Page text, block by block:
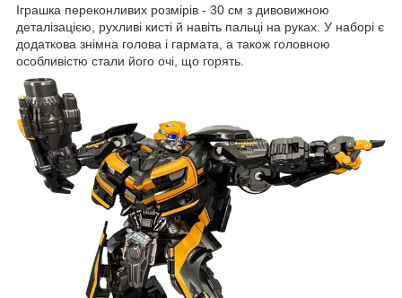
Іграшка переконливих розмірів - 30 см з дивовижною
деталізацією, рухливі кисті й навіть пальці на руках. У наборі є
додаткова знімна голова і гармата, а також головною
особливістю стали його очі, що горять.